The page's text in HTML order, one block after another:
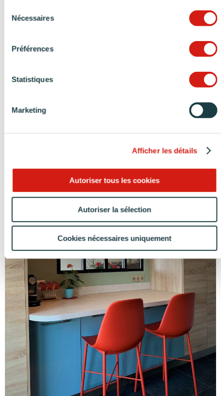
Nécessaires
Préférences
Statistiques
Marketing
Afficher les détails
Autoriser tous les cookies
Autoriser la sélection
Cookies nécessaires uniquement
de bar aux pieds en métal et à l’assise rappelant le
modèle
, dynamisent cette cuisine moderne joliment colorée.